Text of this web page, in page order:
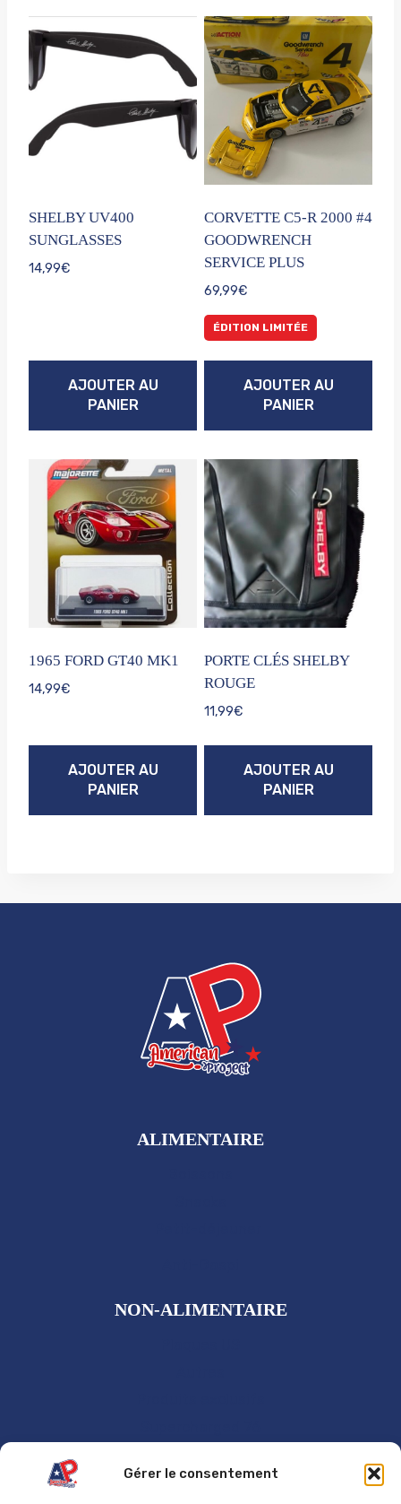
Gérer le consentement
SHELBY UV400
SUNGLASSES
14,99€
AJOUTER AU
PANIER
CORVETTE C5-R 2000 #4
GOODWRENCH
SERVICE PLUS
69,99€
ÉDITION LIMITÉE
AJOUTER AU
PANIER
1965 FORD GT40 MK1
14,99€
AJOUTER AU
PANIER
PORTE CLÉS SHELBY
ROUGE
11,99€
AJOUTER AU
PANIER
ALIMENTAIRE
NON-ALIMENTAIRE
GÉNÉRAL